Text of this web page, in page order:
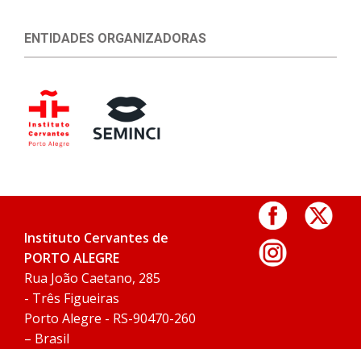
ENTIDADES ORGANIZADORAS
Instituto Cervantes de
PORTO ALEGRE
Rua João Caetano, 285
- Três Figueiras
Porto Alegre - RS-90470-260
– Brasil